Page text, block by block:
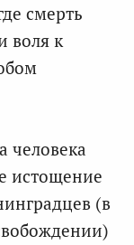
смерть
воля к
человека
истощение
(в